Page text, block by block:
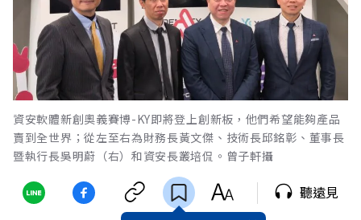
資安軟體新創奧義賽博-KY即將登上創新板，他們希望能夠產品
賣到全世界；從左至右為財務長黃文傑、技術長邱銘彰、董事長
暨執行長吳明蔚（右）和資安長叢培侃。曾子軒攝
聽遠見